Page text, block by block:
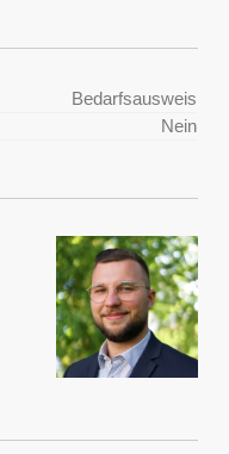
Bedarfsausweis
Nein